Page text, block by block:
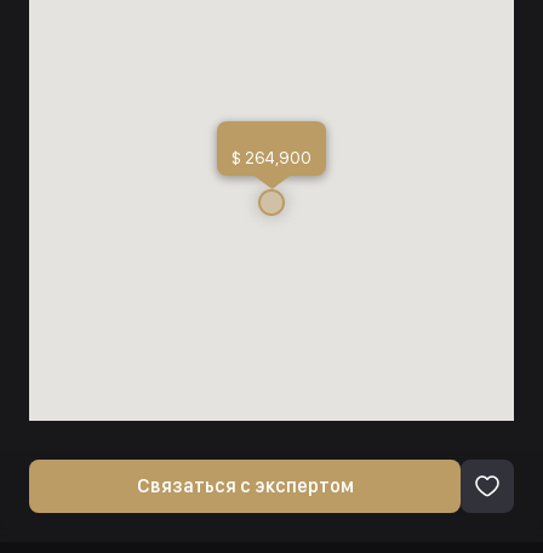
$ 264,900
Связаться с экспертом